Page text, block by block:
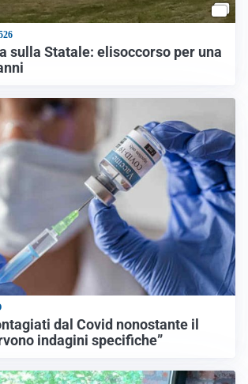
sulla Statale: elisoccorso per una
dal Covid nonostante il
indagini specifiche”